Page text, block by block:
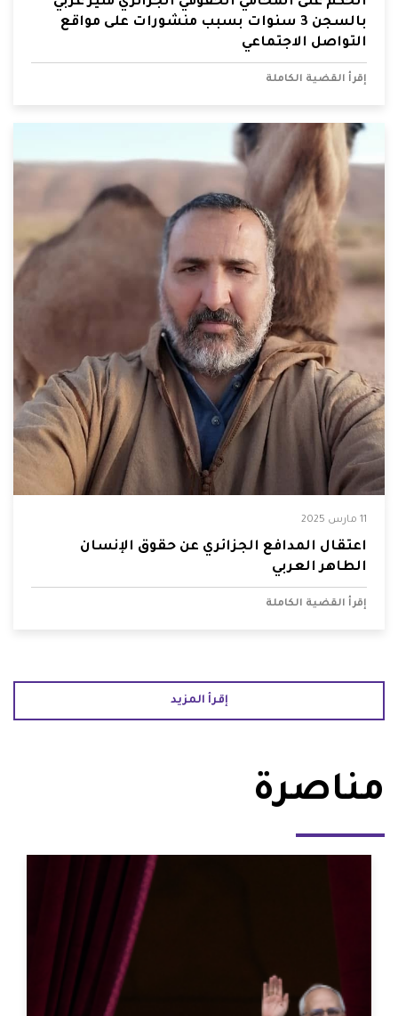
بالسجن 3 سنوات بسبب منشورات على مواقع
التواصل الاجتماعي
إقرأ القضية الكاملة
11 مارس 2025
اعتقال المدافع الجزائري عن حقوق الإنسان
الطاهر العربي
إقرأ القضية الكاملة
إقرأ المزيد
مناصرة